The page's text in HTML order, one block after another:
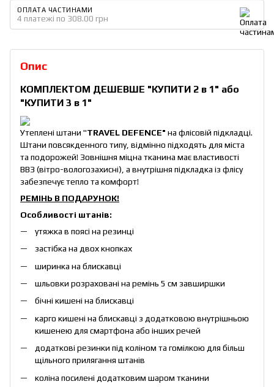
ОПЛАТА ЧАСТИНАМИ
4 платежі по 308.00 грн
Опис
КОМПЛЕКТОМ ДЕШЕВШЕ "КУПИТИ 2 в 1" або
"КУПИТИ 3 в 1"
Утеплені штани "TRAVEL DEFENCE" на флісовій підкладці.
Штани повсякденного типу, відмінно підходять для міста
та подорожей! Зовнішня міцна тканина має властивості
ВВЗ (вітро-вологозахисні), а внутрішня підкладка із флісу
забезпечує тепло та комфорт!
РЕМІНЬ В ПОДАРУНОК!
Особливості штанів:
утяжка в поясі на резинці
застібка на двох кнопках
ширинка на блискавці
шльовки розраховані на ремінь 5 см завширшки
бічні кишені на блискавці
карго кишені на блискавці з додатковою внутрішньою
кишенею для смартфона або інших речей
додаткові резинки під коліном та гомілкою для більш
щільного прилягання штанів
коліна посилені додатковим шаром тканини